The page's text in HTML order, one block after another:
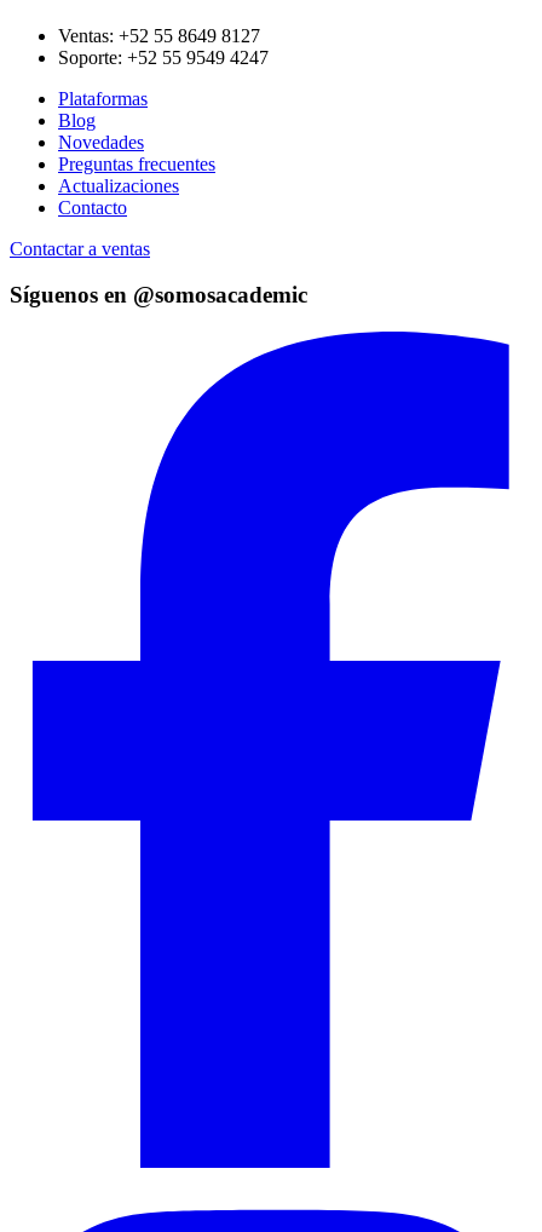
Ventas: +52 55 8649 8127
Soporte: +52 55 9549 4247
Plataformas
Blog
Novedades
Preguntas frecuentes
Actualizaciones
Contacto
Contactar a ventas
Síguenos en @somosacademic